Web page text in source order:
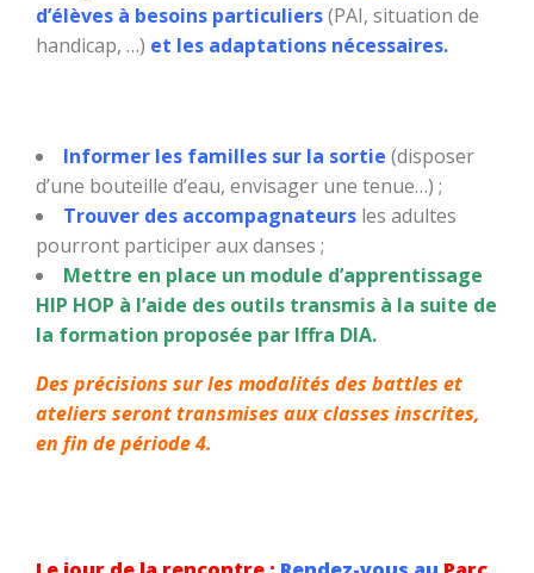
d’élèves à besoins particuliers(PAI, situation de
handicap, …) et les adaptations nécessaires.
Informer les familles sur la sortie (disposer
d’une bouteille d’eau, envisager une tenue…) ;
Trouver des accompagnateurs les adultes
pourront participer aux danses ;
Mettre en place un module d’apprentissage
HIP HOP à l’aide des outils transmis à la suite de
la formation proposée par Iffra DIA.
Des précisions sur les modalités des battles et
ateliers seront transmises aux classes inscrites,
en fin de période 4.